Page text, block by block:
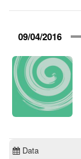
09/04/2016
Data